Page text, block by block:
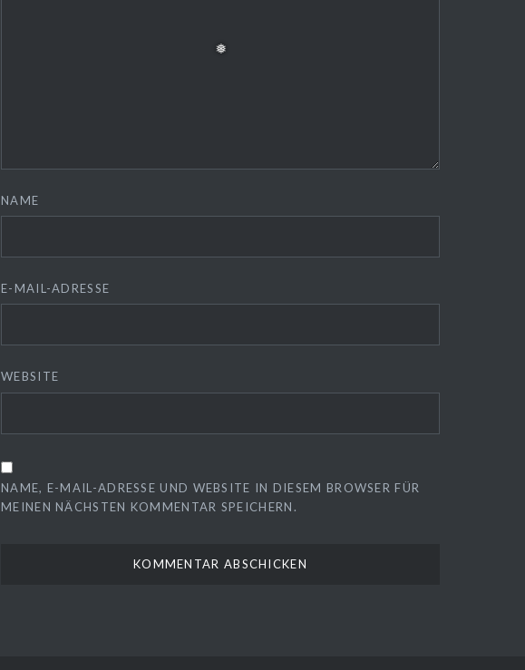
NAME
E-MAIL-ADRESSE
WEBSITE
NAME, E-MAIL-ADRESSE UND WEBSITE IN DIESEM BROWSER FÜR
MEINEN NÄCHSTEN KOMMENTAR SPEICHERN.
❅